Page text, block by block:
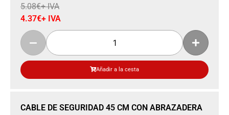
5.08€+ IVA
4.37€+ IVA
Añadir a la cesta
Sale 15% Off
CABLE DE SEGURIDAD 45 CM CON ABRAZADERA